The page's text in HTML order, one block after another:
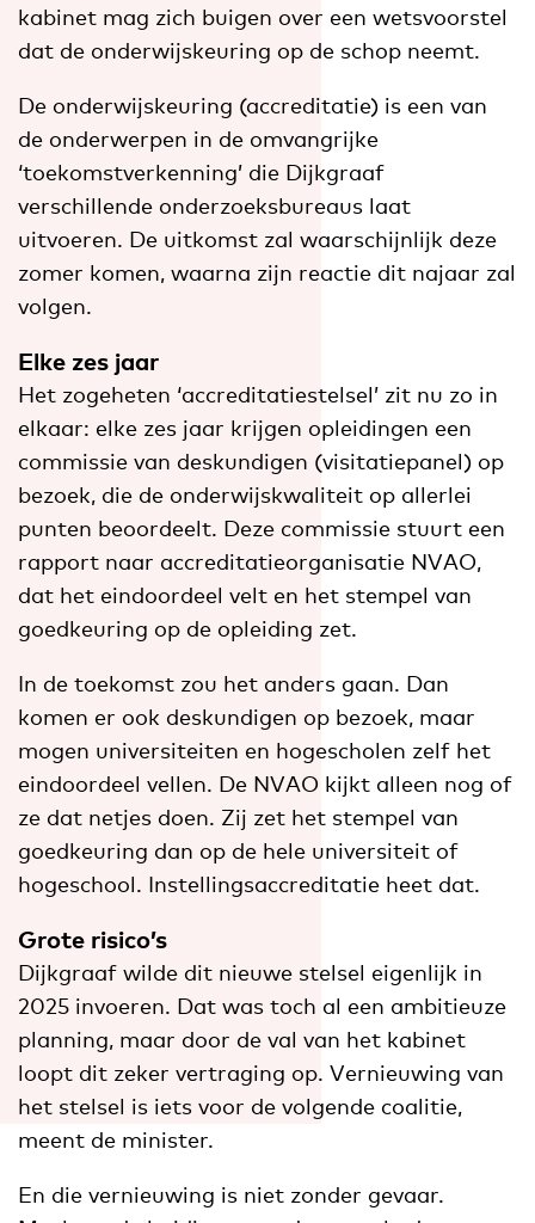
kabinet mag zich buigen over een wetsvoorstel
dat de onderwijskeuring op de schop neemt.
De onderwijskeuring (accreditatie) is een van
de onderwerpen in de omvangrijke
‘toekomstverkenning’ die Dijkgraaf
verschillende onderzoeksbureaus laat
uitvoeren. De uitkomst zal waarschijnlijk deze
zomer komen, waarna zijn reactie dit najaar zal
volgen.
Elke zes jaar
Het zogeheten ‘accreditatiestelsel’ zit nu zo in
elkaar: elke zes jaar krijgen opleidingen een
commissie van deskundigen (visitatiepanel) op
bezoek, die de onderwijskwaliteit op allerlei
punten beoordeelt. Deze commissie stuurt een
rapport naar accreditatieorganisatie NVAO,
dat het eindoordeel velt en het stempel van
goedkeuring op de opleiding zet.
In de toekomst zou het anders gaan. Dan
komen er ook deskundigen op bezoek, maar
mogen universiteiten en hogescholen zelf het
eindoordeel vellen. De NVAO kijkt alleen nog of
ze dat netjes doen. Zij zet het stempel van
goedkeuring dan op de hele universiteit of
hogeschool. Instellingsaccreditatie heet dat.
Grote risico’s
Dijkgraaf wilde dit nieuwe stelsel eigenlijk in
2025 invoeren. Dat was toch al een ambitieuze
planning, maar door de val van het kabinet
loopt dit zeker vertraging op. Vernieuwing van
het stelsel is iets voor de volgende coalitie,
meent de minister.
En die vernieuwing is niet zonder gevaar.